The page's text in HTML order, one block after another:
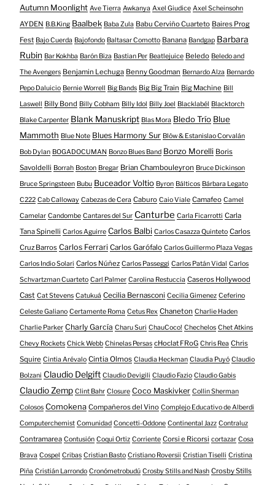
Autumn Moonlight Ave Tierra Awkanya Axel Giudice Axel Scheinsohn
AYDEN B.B.King Baalbek Baba Zula Babu Cerviño Cuarteto Baires Prog
Fest Bajo Cuerda Bajofondo Baltasar Comotto Banana Bandgap Barbara
Rubin Bar Kokhba Barón Biza Bastian Per Beatlejuice Beledo Beledo and
The Avengers Benjamin Lechuga Benny Goodman Bernardo Alza Bernardo
Pepo Daluicio Bernie Worrell Big Bands Big Big Train Big Machine Bill
Laswell
Billy Bond Billy Cobham Billy Idol Billy Joel Blacklabél Blacktorch
Blake Carpenter Blank Manuskript Blas Mora Bledo Trío Blue
Mammoth Blue Note Blues Harmony Sur Blöw & Estanislao Corvalán
Bob Dylan BOGADOCUMAN Bonzo Blues Band Bonzo Morelli Boris
Savoldelli Borrah Boston Bregar Brian Chambouleyron Bruce Dickinson
Bruce Springsteen Bubu Buceador Voltio Byron Bálticos Bárbara Legato
C222 Cab Calloway Cabezas de Cera Caburo Caio Viale Camafeo Camel
Camelar Candombe Cantares del Sur Canturbe Carla Ficarrotti Carla
Tana Spinelli Carlos Aguirre Carlos Balbi Carlos Casazza Quinteto Carlos
Cruz Barros Carlos Ferrari Carlos Garófalo Carlos Guillermo Plaza Vegas
Carlos Indio Solari Carlos Núñez Carlos Passeggi Carlos Patán Vidal Carlos
Schvartzman Cuarteto Carl Palmer Carolina Restuccia Caseros Hollywood
Cast Cat Stevens Catukuá Cecilia Bernasconi Cecilia Gimenez Ceferino
Celeste Galiano Certamente Roma Cetus Rex Chaneton Charlie Haden
Charlie Parker Charly García Charu Suri ChauCoco! Chechelos Chet Atkins
Chevy Rockets Chick Webb Chinelas Persas cHoclat FRoG Chris Rea Chris
Squire Cintia Arévalo Cintia Olmos Claudia Heckman Claudia Puyó Claudio
Bolzani Claudio Delgift Claudio Devigili Claudio Fazio Claudio Gabis
Claudio Zemp Clint Bahr Closure Coco Maskivker Collin Sherman
Colosos Comokena Compañeros del Vino Complejo Educativo de Alberdi
Computerchemist Comunidad Concetti-Oddone Continental Jazz Contraluz
Contramarea Contusión Coqui Ortiz Corriente Corsi e Ricorsi cortazar Cosa
Brava Cospel Cribas Cristian Basto Cristiano Roversii Cristian Tiselli Cristina
Piña Cristián Larrondo Cronómetrobudú Crosby Stills and Nash Crosby Stills